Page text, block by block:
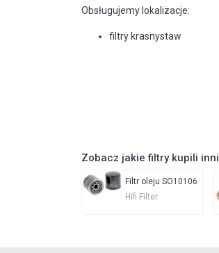
Obsługujemy lokalizacje:
filtry krasnystaw
Zobacz jakie filtry kupili inni
Filtr oleju SO10106
Hifi Filter